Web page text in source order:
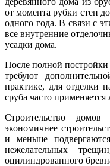
от момента рубки стен
одного года. В связи с
все внутренние
усадки дома.
После полной постройки
требуют
практике, для отделки
сруба часто применяется
Строительство
экономичнее
и меньше
нежелательных
оцилиндрованного